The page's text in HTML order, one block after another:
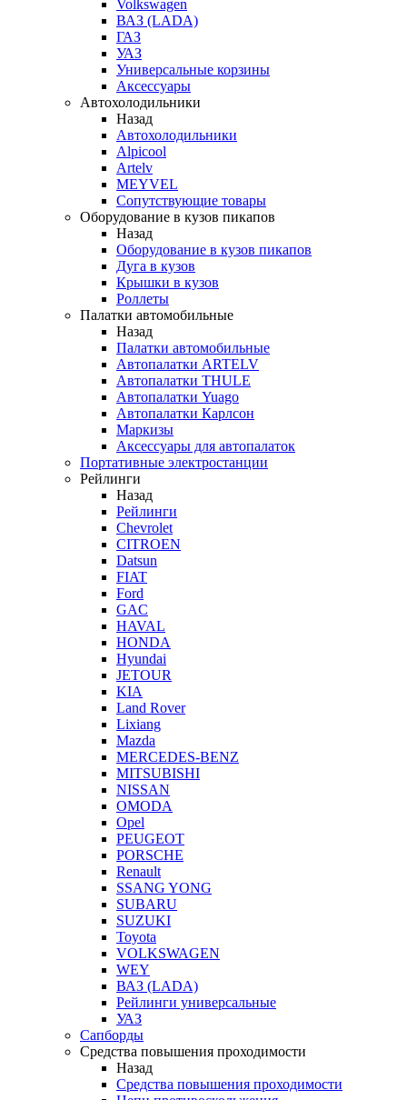
Volkswagen
ВАЗ (LADA)
ГАЗ
УАЗ
Универсальные корзины
Аксессуары
Автохолодильники
Назад
Автохолодильники
Alpicool
Artelv
MEYVEL
Сопутствующие товары
Оборудование в кузов пикапов
Назад
Оборудование в кузов пикапов
Дуга в кузов
Крышки в кузов
Роллеты
Палатки автомобильные
Назад
Палатки автомобильные
Автопалатки ARTELV
Автопалатки THULE
Автопалатки Yuago
Автопалатки Карлсон
Маркизы
Аксессуары для автопалаток
Портативные электростанции
Рейлинги
Назад
Рейлинги
Chevrolet
CITROEN
Datsun
FIAT
Ford
GAC
HAVAL
HONDA
Hyundai
JETOUR
KIA
Land Rover
Lixiang
Mazda
MERCEDES-BENZ
MITSUBISHI
NISSAN
OMODA
Opel
PEUGEOT
PORSCHE
Renault
SSANG YONG
SUBARU
SUZUKI
Toyota
VOLKSWAGEN
WEY
ВАЗ (LADA)
Рейлинги универсальные
УАЗ
Сапборды
Средства повышения проходимости
Назад
Средства повышения проходимости